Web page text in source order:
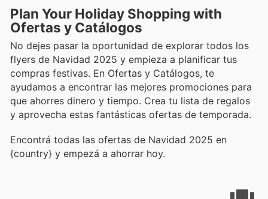
Plan Your Holiday Shopping with
Ofertas y Catálogos
No dejes pasar la oportunidad de explorar todos los
flyers de Navidad 2025 y empieza a planificar tus
compras festivas. En Ofertas y Catálogos, te
ayudamos a encontrar las mejores promociones para
que ahorres dinero y tiempo. Crea tu lista de regalos
y aprovecha estas fantásticas ofertas de temporada.
Encontrá todas las ofertas de Navidad 2025 en
{country} y empezá a ahorrar hoy.